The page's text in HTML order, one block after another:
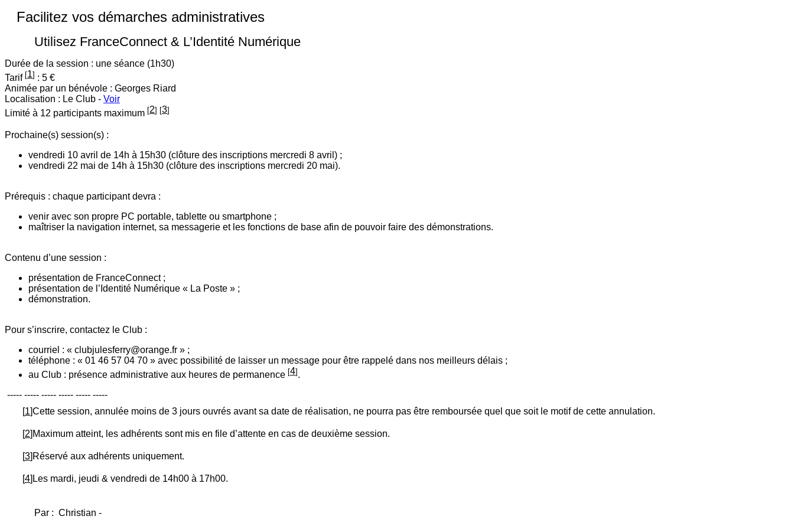
Facilitez vos démarches administratives
Utilisez FranceConnect & L’Identité Numérique
Durée de la session : une séance (1h30)
Tarif [1] : 5 €
Animée par un bénévole : Georges Riard
Localisation : Le Club - Voir
Limité à 12 participants maximum [2] [3]
Prochaine(s) session(s) :
vendredi 10 avril de 14h à 15h30 (clôture des inscriptions mercredi 8 avril) ;
vendredi 22 mai de 14h à 15h30 (clôture des inscriptions mercredi 20 mai).
Prérequis : chaque participant devra :
venir avec son propre PC portable, tablette ou smartphone ;
maîtriser la navigation internet, sa messagerie et les fonctions de base afin de pouvoir faire des démonstrations.
Contenu d’une session :
présentation de FranceConnect ;
présentation de l’Identité Numérique « La Poste » ;
démonstration.
Pour s’inscrire, contactez le Club :
courriel : « clubjulesferry@orange.fr » ;
téléphone : « 01 46 57 04 70 » avec possibilité de laisser un message pour être rappelé dans nos meilleurs délais ;
au Club : présence administrative aux heures de permanence [4].
----- ----- ----- ----- ----- -----
[1]Cette session, annulée moins de 3 jours ouvrés avant sa date de réalisation, ne pourra pas être remboursée quel que soit le motif de cette annulation.
[2]Maximum atteint, les adhérents sont mis en file d’attente en cas de deuxième session.
[3]Réservé aux adhérents uniquement.
[4]Les mardi, jeudi & vendredi de 14h00 à 17h00.
Par : Christian -